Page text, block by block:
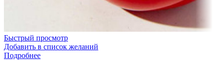
Быстрый просмотр
Добавить в список желаний
Подробнее